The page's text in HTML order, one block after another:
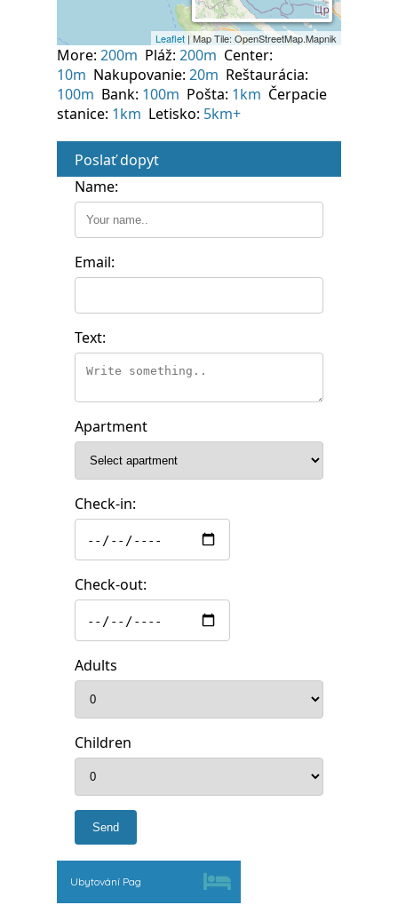
More: 200m Pláž: 200m Center:
10m Nakupovanie: 20m Reštaurácia:
100m Bank: 100m Pošta: 1km Čerpacie
stanice: 1km Letisko: 5km+
Poslať dopyt
Name:
Email:
Text:
Apartment
Check-in:
Check-out:
Adults
Children
Ubytování Pag